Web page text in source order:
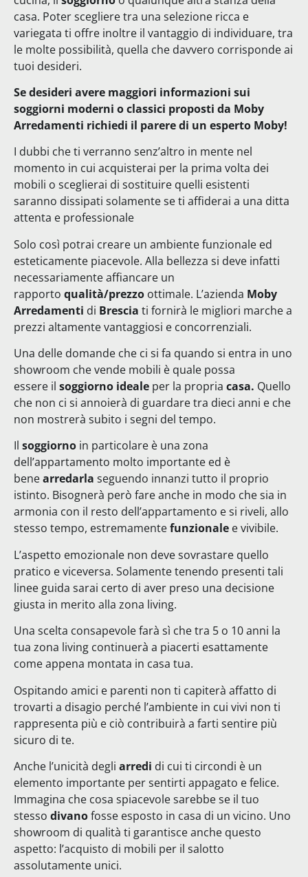
casa. Poter scegliere tra una selezione ricca e
variegata ti offre inoltre il vantaggio di individuare, tra
le molte possibilità, quella che davvero corrisponde ai
tuoi desideri.
Se desideri avere maggiori informazioni sui
soggiorni moderni o classici proposti da Moby
Arredamenti richiedi il parere di un esperto Moby!
I dubbi che ti verranno senz’altro in mente nel
momento in cui acquisterai per la prima volta dei
mobili o sceglierai di sostituire quelli esistenti
saranno dissipati solamente se ti affiderai a una ditta
attenta e professionale
Solo così potrai creare un ambientefunzionale ed
esteticamente piacevole. Alla bellezza si deve infatti
necessariamente affiancare un
rapporto qualità/prezzo ottimale. L’azienda Moby
Arredamenti di Brescia ti fornirà le migliori marche a
prezzi altamente vantaggiosi e concorrenziali.
Una delle domande che ci si fa quando si entra in uno
showroom che vende mobili è quale possa
essere il soggiorno ideale per la propria casa. Quello
che non ci si annoierà di guardare tra dieci anni e che
non mostrerà subito i segni del tempo.
Il soggiorno in particolare è una zona
dell’appartamento molto importante ed è
benearredarla seguendo innanzi tutto il proprio
istinto. Bisognerà però fare anche in modo che sia in
armonia con il resto dell’appartamento e si riveli, allo
stesso tempo, estremamentefunzionale e vivibile.
L’aspetto emozionale non deve sovrastare quello
pratico e viceversa. Solamente tenendo presenti tali
linee guida sarai certo di aver preso una decisione
giusta in merito alla zona living.
Una scelta consapevole farà sì che tra 5 o 10 anni la
tua zona living continuerà a piacerti esattamente
come appena montata in casa tua.
Ospitando amici e parenti non ti capiterà affatto di
trovarti a disagio perché l’ambiente in cui vivi non ti
rappresenta più e ciò contribuirà a farti sentire più
sicuro di te.
Anche l’unicità degli arredi di cui ti circondi è un
elemento importante per sentirti appagato e felice.
Immagina che cosa spiacevole sarebbe se il tuo
stesso divanofosse esposto in casa di un vicino. Uno
showroom di qualità ti garantisce anche questo
aspetto: l’acquisto di mobili per il salotto
assolutamente unici.